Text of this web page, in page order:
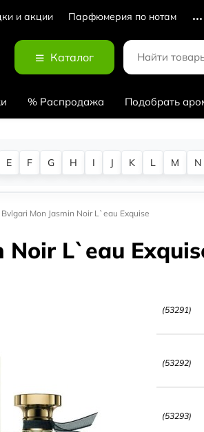
и акции Парфюмерия по нотам
Каталог
% Распродажа Подобрать
E F G H I J K L M N
Bvlgari Mon Jasmin Noir L`eau Exquise
Noir L`eau
(53291)
(53292)
(53293)